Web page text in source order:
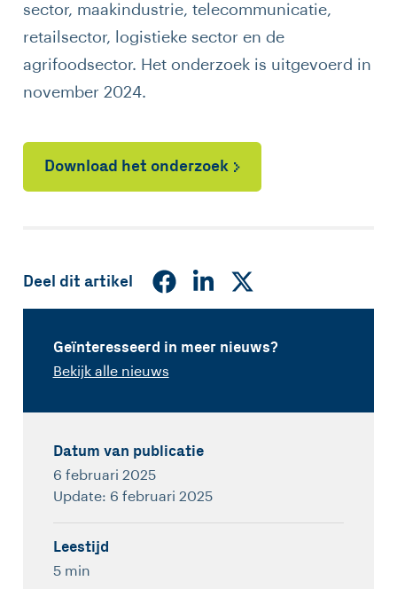
sector, maakindustrie, telecommunicatie,
retailsector, logistieke sector en de
agrifoodsector. Het onderzoek is uitgevoerd in
november 2024.
Download het onderzoek
Deel dit artikel
Geïnteresseerd in meer nieuws?
Bekijk alle nieuws
Datum van publicatie
6 februari 2025
Update: 6 februari 2025
Leestijd
5 min